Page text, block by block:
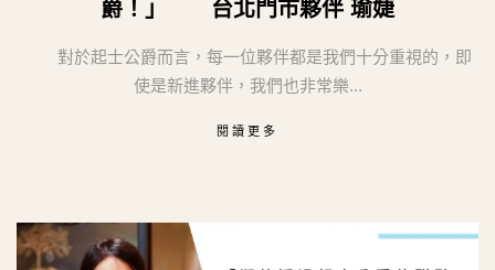
爵！」 台北門市夥伴 瑜婕
對於起士公爵而言，每一位夥伴都是我們十分重視的，即
使是新進夥伴，我們也非常樂...
閱讀更多